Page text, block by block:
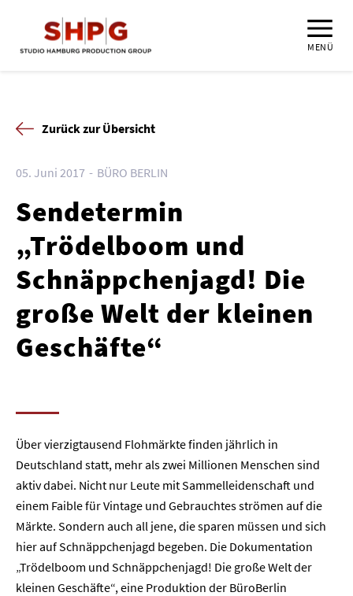
MENÜ
Zurück zur Übersicht
05. Juni 2017 BÜRO BERLIN
Sendetermin
„Trödelboom und
Schnäppchenjagd! Die
große Welt der kleinen
Geschäfte“
Über vierzigtausend Flohmärkte finden jährlich in
Deutschland statt, mehr als zwei Millionen Menschen sind
aktiv dabei. Nicht nur Leute mit Sammelleidenschaft und
einem Faible für Vintage und Gebrauchtes strömen auf die
Märkte. Sondern auch all jene, die sparen müssen und sich
hier auf Schnäppchenjagd begeben. Die Dokumentation
„Trödelboom und Schnäppchenjagd! Die große Welt der
kleinen Geschäfte“, eine Produktion der BüroBerlin